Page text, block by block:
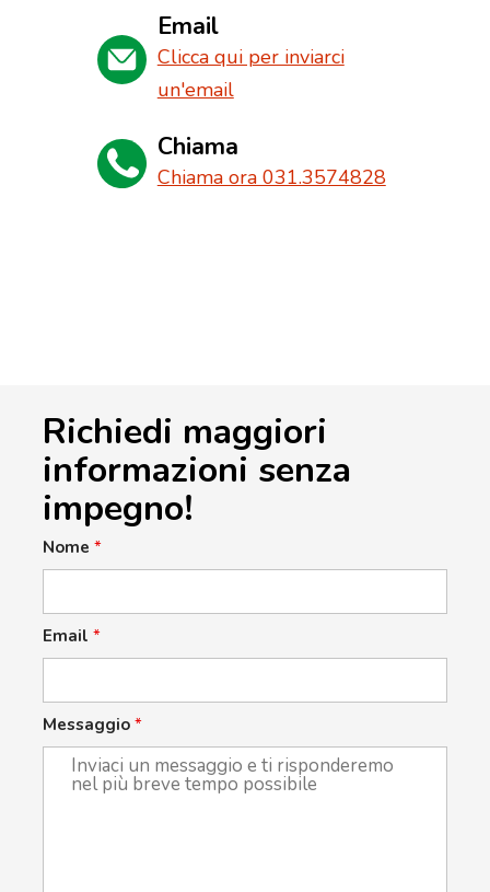
Email
Clicca qui per inviarci
un'email
Chiama
Chiama ora 031.3574828
Richiedi maggiori
informazioni senza
impegno!
Nome *
Email *
Messaggio *